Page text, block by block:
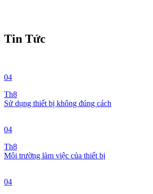
Tin Tức
04
Th8
Sử dụng thiết bị không đúng cách
04
Th8
Môi trường làm việc của thiết bị
04